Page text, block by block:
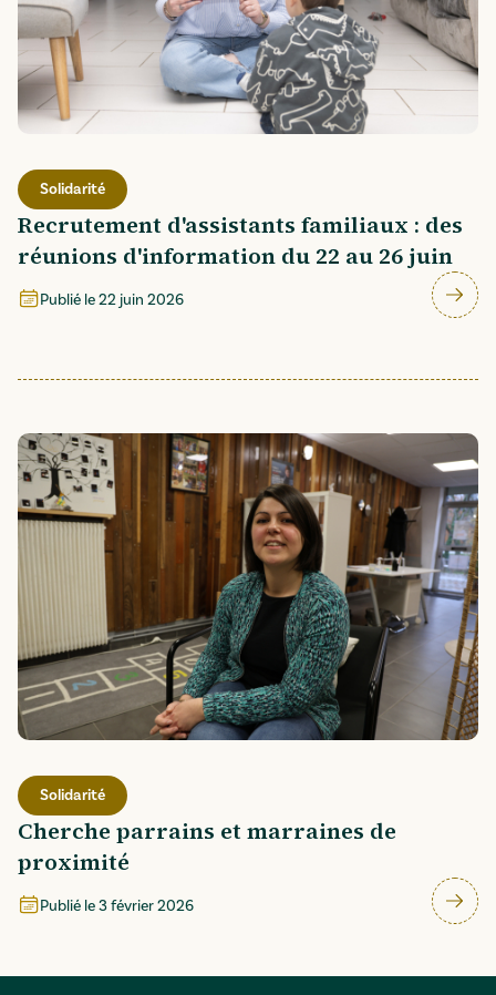
Solidarité
Recrutement d'assistants familiaux : des
réunions d'information du 22 au 26 juin
Publié le22 juin 2026
Solidarité
Cherche parrains et marraines de
proximité
Publié le3 février 2026